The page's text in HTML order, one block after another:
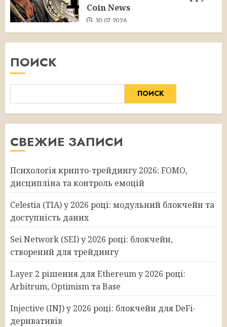
Coin News
30.07.2026
ПОИСК
ПОИСК
СВЕЖИЕ ЗАПИСИ
Психологія крипто-трейдингу 2026: FOMO,
дисципліна та контроль емоцій
Celestia (TIA) у 2026 році: модульний блокчейн та
доступність даних
Sei Network (SEI) у 2026 році: блокчейн,
створений для трейдингу
Layer 2 рішення для Ethereum у 2026 році:
Arbitrum, Optimism та Base
Injective (INJ) у 2026 році: блокчейн для DeFi-
деривативів